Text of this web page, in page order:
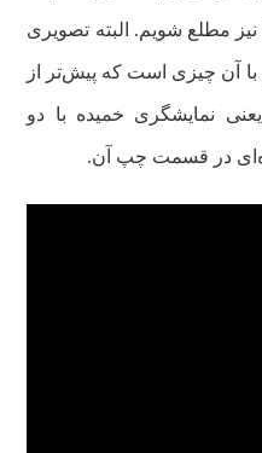
بدین ترتیب از شکل ظاهری V40 نیز مطلع شویم. البته تصویری
با آن چیزی است که پیش‌تر از
نمایشگری خمیده با دو
در قسمت چپ آن.